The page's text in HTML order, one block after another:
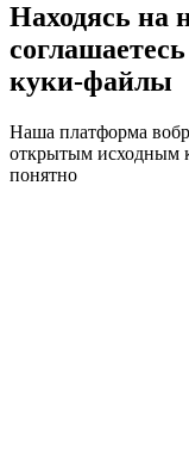
Находясь на
куки-файлы
Наша платформа
открытым исходным
понятно